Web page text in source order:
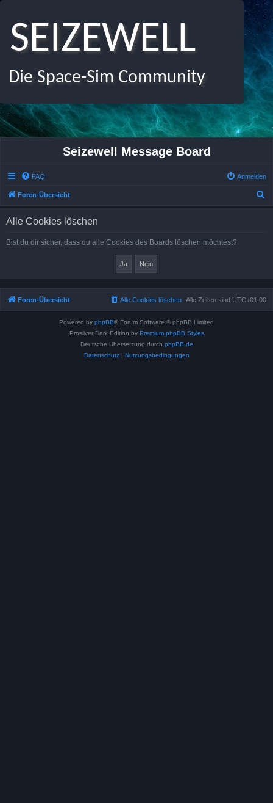
SEIZEWELL
Die Space-Sim Community
Seizewell Message Board
FAQ Anmelden
Foren-Übersicht
Alle Cookies löschen
Bist du dir sicher, dass du alle Cookies des Boards löschen möchtest?
Foren-Übersicht Alle Zeiten sind UTC+01:00
Alle Cookies löschen
Powered by phpBB® Forum Software © phpBB Limited
Prosilver Dark Edition by Premium phpBB Styles
Deutsche Übersetzung durch phpBB.de
Datenschutz| Nutzungsbedingungen